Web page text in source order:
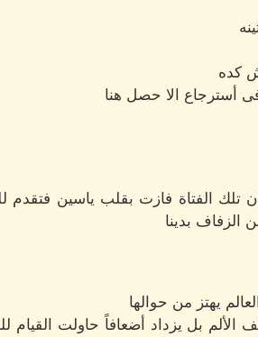
كده
أسترجاع الا حصل هنا
الفتاة فازت بقلب ياسين فتقدم
الزفاف بدينا
يهتز من حوالها
الألم بل يزداد أضعافاً حاولت